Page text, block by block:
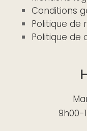
Conditions
Politique de
Politique de
9h00-